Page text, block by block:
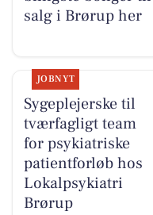
salg i Brørup her
JOBNYT
Sygeplejerske til
tværfagligt team
for psykiatriske
patientforløb hos
Lokalpsykiatri
Brørup